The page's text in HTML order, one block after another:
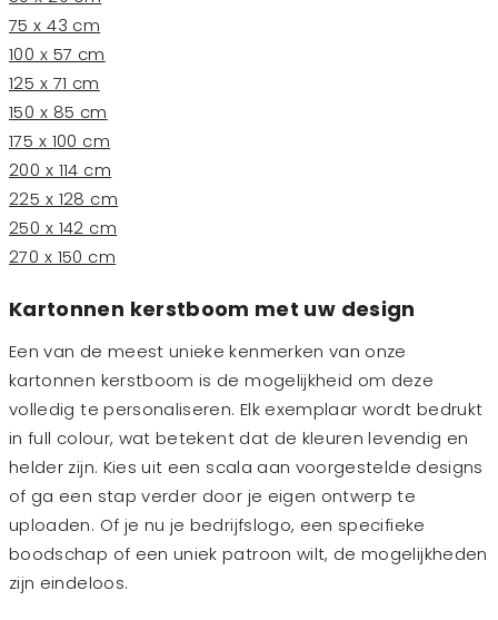
75 x 43 cm
100 x 57 cm
125 x 71 cm
150 x 85 cm
175 x 100 cm
200 x 114 cm
225 x 128 cm
250 x 142 cm
270 x 150 cm
Kartonnen kerstboom met uw design
Een van de meest unieke kenmerken van onze
kartonnen kerstboom is de mogelijkheid om deze
volledig te personaliseren. Elk exemplaar wordt bedrukt
in full colour, wat betekent dat de kleuren levendig en
helder zijn. Kies uit een scala aan voorgestelde designs
of ga een stap verder door je eigen ontwerp te
uploaden. Of je nu je bedrijfslogo, een specifieke
boodschap of een uniek patroon wilt, de mogelijkheden
zijn eindeloos.